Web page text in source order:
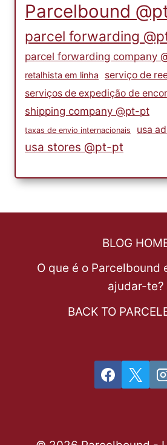
Parcelbound
parcel forwarding
parcel forwarding company
retalhista em linha
serviço de
serviços de expedição de
shipping company @pt-pt
taxas de envio internacionais usa
usa stores @pt-pt
BLOG
O que é o Parcelbound
ajudar-te?
BACK TO